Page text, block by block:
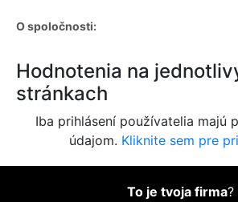
O spoločnosti:
Hodnotenia na
stránkach
Iba prihlásení používatelia majú
údajom. Kliknite sem pre
To je tvoja firma?